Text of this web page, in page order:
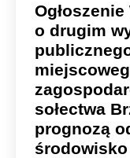
o drugim
sołectwa
prognozą
środowisko